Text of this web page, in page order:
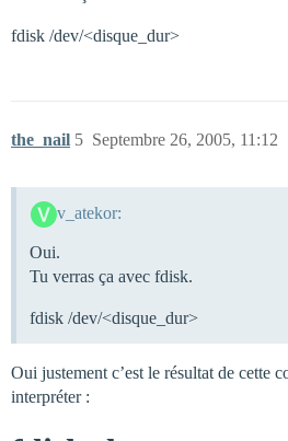
fdisk /dev/<disque_dur>
the_nail Septembre 26, 2005, 11:12
5
v_atekor:
Oui.
Tu verras ça avec fdisk.
fdisk /dev/<disque_dur>
Oui justement c’est le résultat de cette
interpréter :